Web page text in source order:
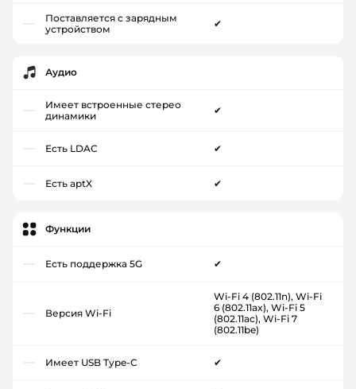
Поставляется с зарядным
устройством
✔
Аудио
Имеет встроенные стерео
динамики
✔
Есть LDAC ✔
Есть aptX ✔
Функции
Есть поддержка 5G ✔
Версия Wi-Fi
Wi-Fi 4 (802.11n), Wi-Fi
6 (802.11ax), Wi-Fi 5
(802.11ac), Wi-Fi 7
(802.11be)
Имеет USB Type-C ✔